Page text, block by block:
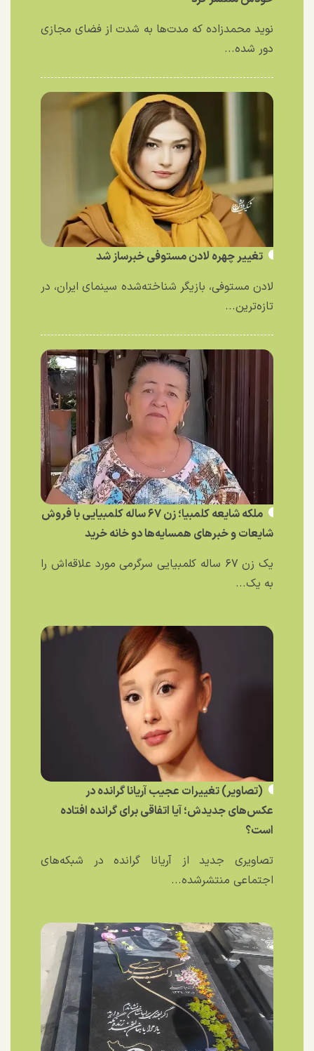
نوید محمدزاده که مدت‌ها به شدت از فضای مجازی
دور شده...
تغییر چهره لادن مستوفی خبرساز شد
لادن مستوفی، بازیگر شناخته‌شده سینمای ایران، در
تازه‌ترین...
ملکه شایعه کلمبیا؛ زن ۶۷ ساله کلمبیایی با فروش
شایعات و خبر‌های همسایه‌ها دو خانه خرید
یک زن ۶۷ ساله کلمبیایی سرگرمی مورد علاقه‌اش را
به یک...
(تصاویر) تغییرات عجیب آریانا گرانده در
عکس‌های جدیدش؛ آیا اتفاقی برای گرانده افتاده
است؟
تصاویری جدید از آریانا گرانده در شبکه‌های
اجتماعی منتشرشده...